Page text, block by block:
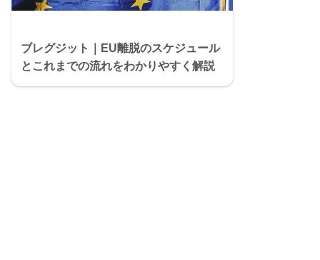
ブレグジット｜EU離脱のスケジュール
とこれまでの流れをわかりやすく解説